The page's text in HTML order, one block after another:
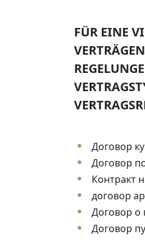
FÜR EINE
Договор
Договор
Контракт
договор
Договор о
Договор